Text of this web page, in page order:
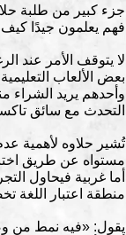
جزء كبير من طلبة
فهم يعلمون جيدًا
لا يتوقف الأمر عند
بعض الألعاب
التحدث مع سائق
تُشير حلاوه لأهمية
مستواه عن طريق
أما غربية فيحاول
منطقة اعتبار اللغة
يقول: «فيه نمط من